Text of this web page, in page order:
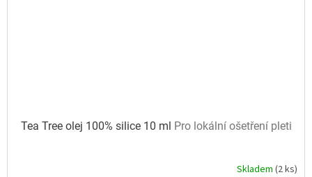
Tea Tree olej 100% silice 10 ml Pro lokální ošetření pleti
Skladem(2 ks)